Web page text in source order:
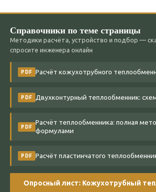
Справочники по теме страницы
Методики расчёта, устройство и подбор —
спросите инженера онлайн
PDF Расчёт кожухотрубного
PDF Двухконтурный теплообменник:
PDF
Расчёт теплообменника: полная
формулами
PDF Расчёт пластинчатого
Опросный лист: Кожухотрубный